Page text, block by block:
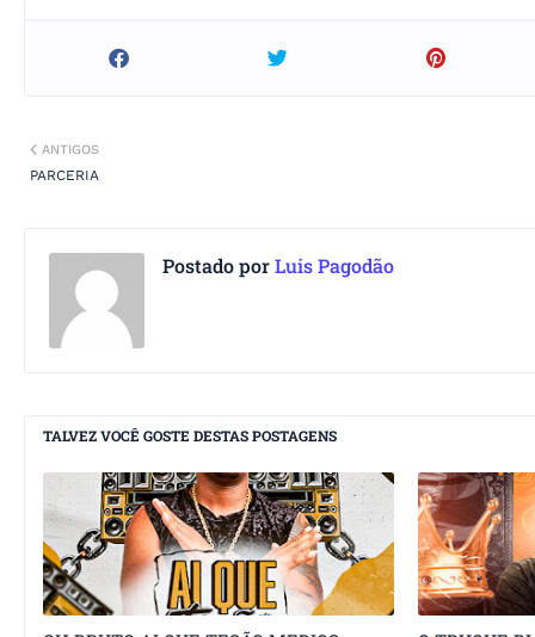
ANTIGOS
PARCERIA
Postado porLuis Pagodão
TALVEZ VOCÊ GOSTE DESTAS POSTAGENS